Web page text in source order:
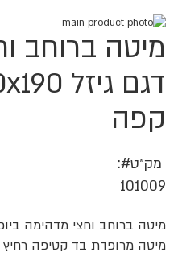
מיטה ברוחב
קפה
מק״ט
101009
מיטה ברוחב וחצי מדהימה
מיטה מרופדת בד קטיפה רחיץ
לדלג
לסוף
של
תמונות
לדלג
להתחלה
גלריית